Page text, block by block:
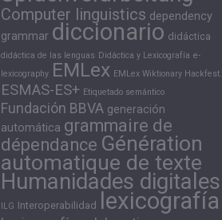
Computer linguistics dependency
grammar diccionario didáctica
didáctica de las lenguas Didáctica y Lexicografía e-
lexicography EMLex EMLex Wiktionary Hackfest.
ESMAS-ES+ Etiquetado semántico
Fundación BBVA generación
automática grammaire de
dépendance Génération
automatique de texte
Humanidades digitales
ILG Interoperabilidad lexicografía